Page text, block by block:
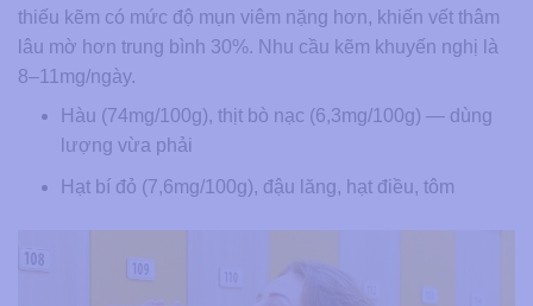
thiếu kẽm có mức độ mụn viêm nặng hơn, khiến vết thâm
lâu mờ hơn trung bình 30%. Nhu cầu kẽm khuyến nghị là
8–11mg/ngày.
Hàu (74mg/100g), thịt bò nạc (6,3mg/100g) — dùng
lượng vừa phải
Hạt bí đỏ (7,6mg/100g), đậu lăng, hạt điều, tôm